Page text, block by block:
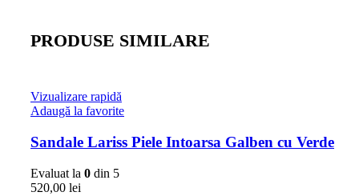
PRODUSE SIMILARE
Vizualizare rapidă
Adaugă la favorite
Sandale Lariss Piele Intoarsa Galben cu Verde
Evaluat la 0 din 5
520,00 lei